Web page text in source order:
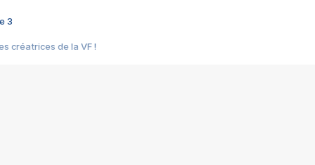
3
créatrices de la VF !